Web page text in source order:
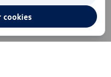
cookies